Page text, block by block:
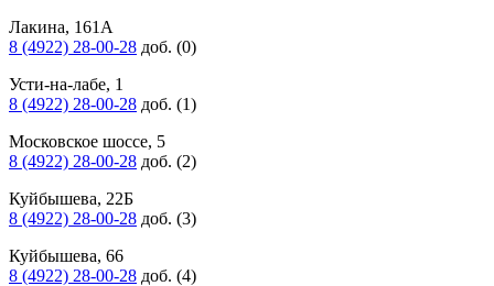
Лакина, 161А
8 (4922) 28-00-28 доб. (0)
Усти-на-лабе, 1
8 (4922) 28-00-28 доб. (1)
Московское шоссе, 5
8 (4922) 28-00-28 доб. (2)
Куйбышева, 22Б
8 (4922) 28-00-28 доб. (3)
Куйбышева, 66
8 (4922) 28-00-28 доб. (4)